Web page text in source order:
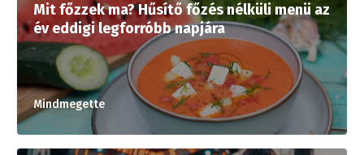
Mit főzzek ma? Hűsítő főzés nélküli menü az
év eddigi legforróbb napjára
Mindmegette